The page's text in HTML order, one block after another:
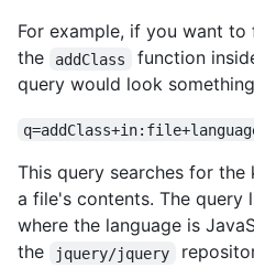
For example, if you want
the
addClass function
query would look
This query searches for the
a file's contents. The query
where the language is
the
jquery/jquery